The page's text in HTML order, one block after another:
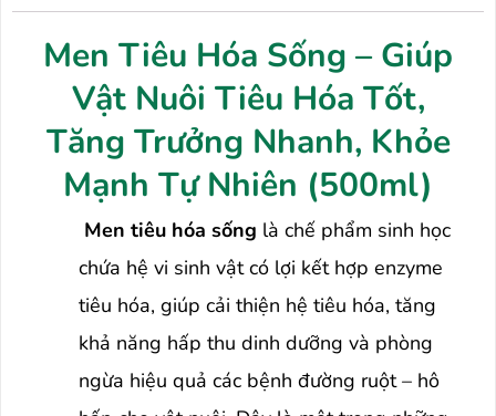
Men Tiêu Hóa Sống – Giúp
Vật Nuôi Tiêu Hóa Tốt,
Tăng Trưởng Nhanh, Khỏe
Mạnh Tự Nhiên (500ml)
Men tiêu hóa sống là chế phẩm sinh học
chứa hệ vi sinh vật có lợi kết hợp enzyme
tiêu hóa, giúp cải thiện hệ tiêu hóa, tăng
khả năng hấp thu dinh dưỡng và phòng
ngừa hiệu quả các bệnh đường ruột – hô